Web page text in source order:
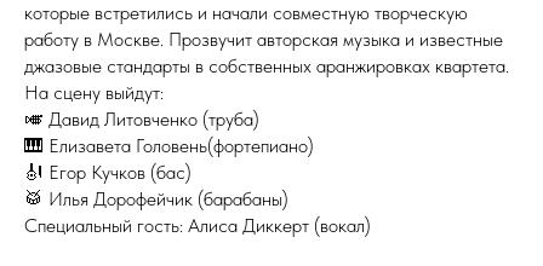
которые встретились и начали совместную творческую
работу в Москве. Прозвучит авторская музыка и известные
джазовые стандарты в собственных аранжировках квартета.
На сцену выйдут:
🎺 Давид Литовченко (труба)
🎹 Елизавета Головень(фортепиано)
🎻 Егор Кучков (бас)
🥁 Илья Дорофейчик (барабаны)
Специальный гость: Алиса Диккерт (вокал)